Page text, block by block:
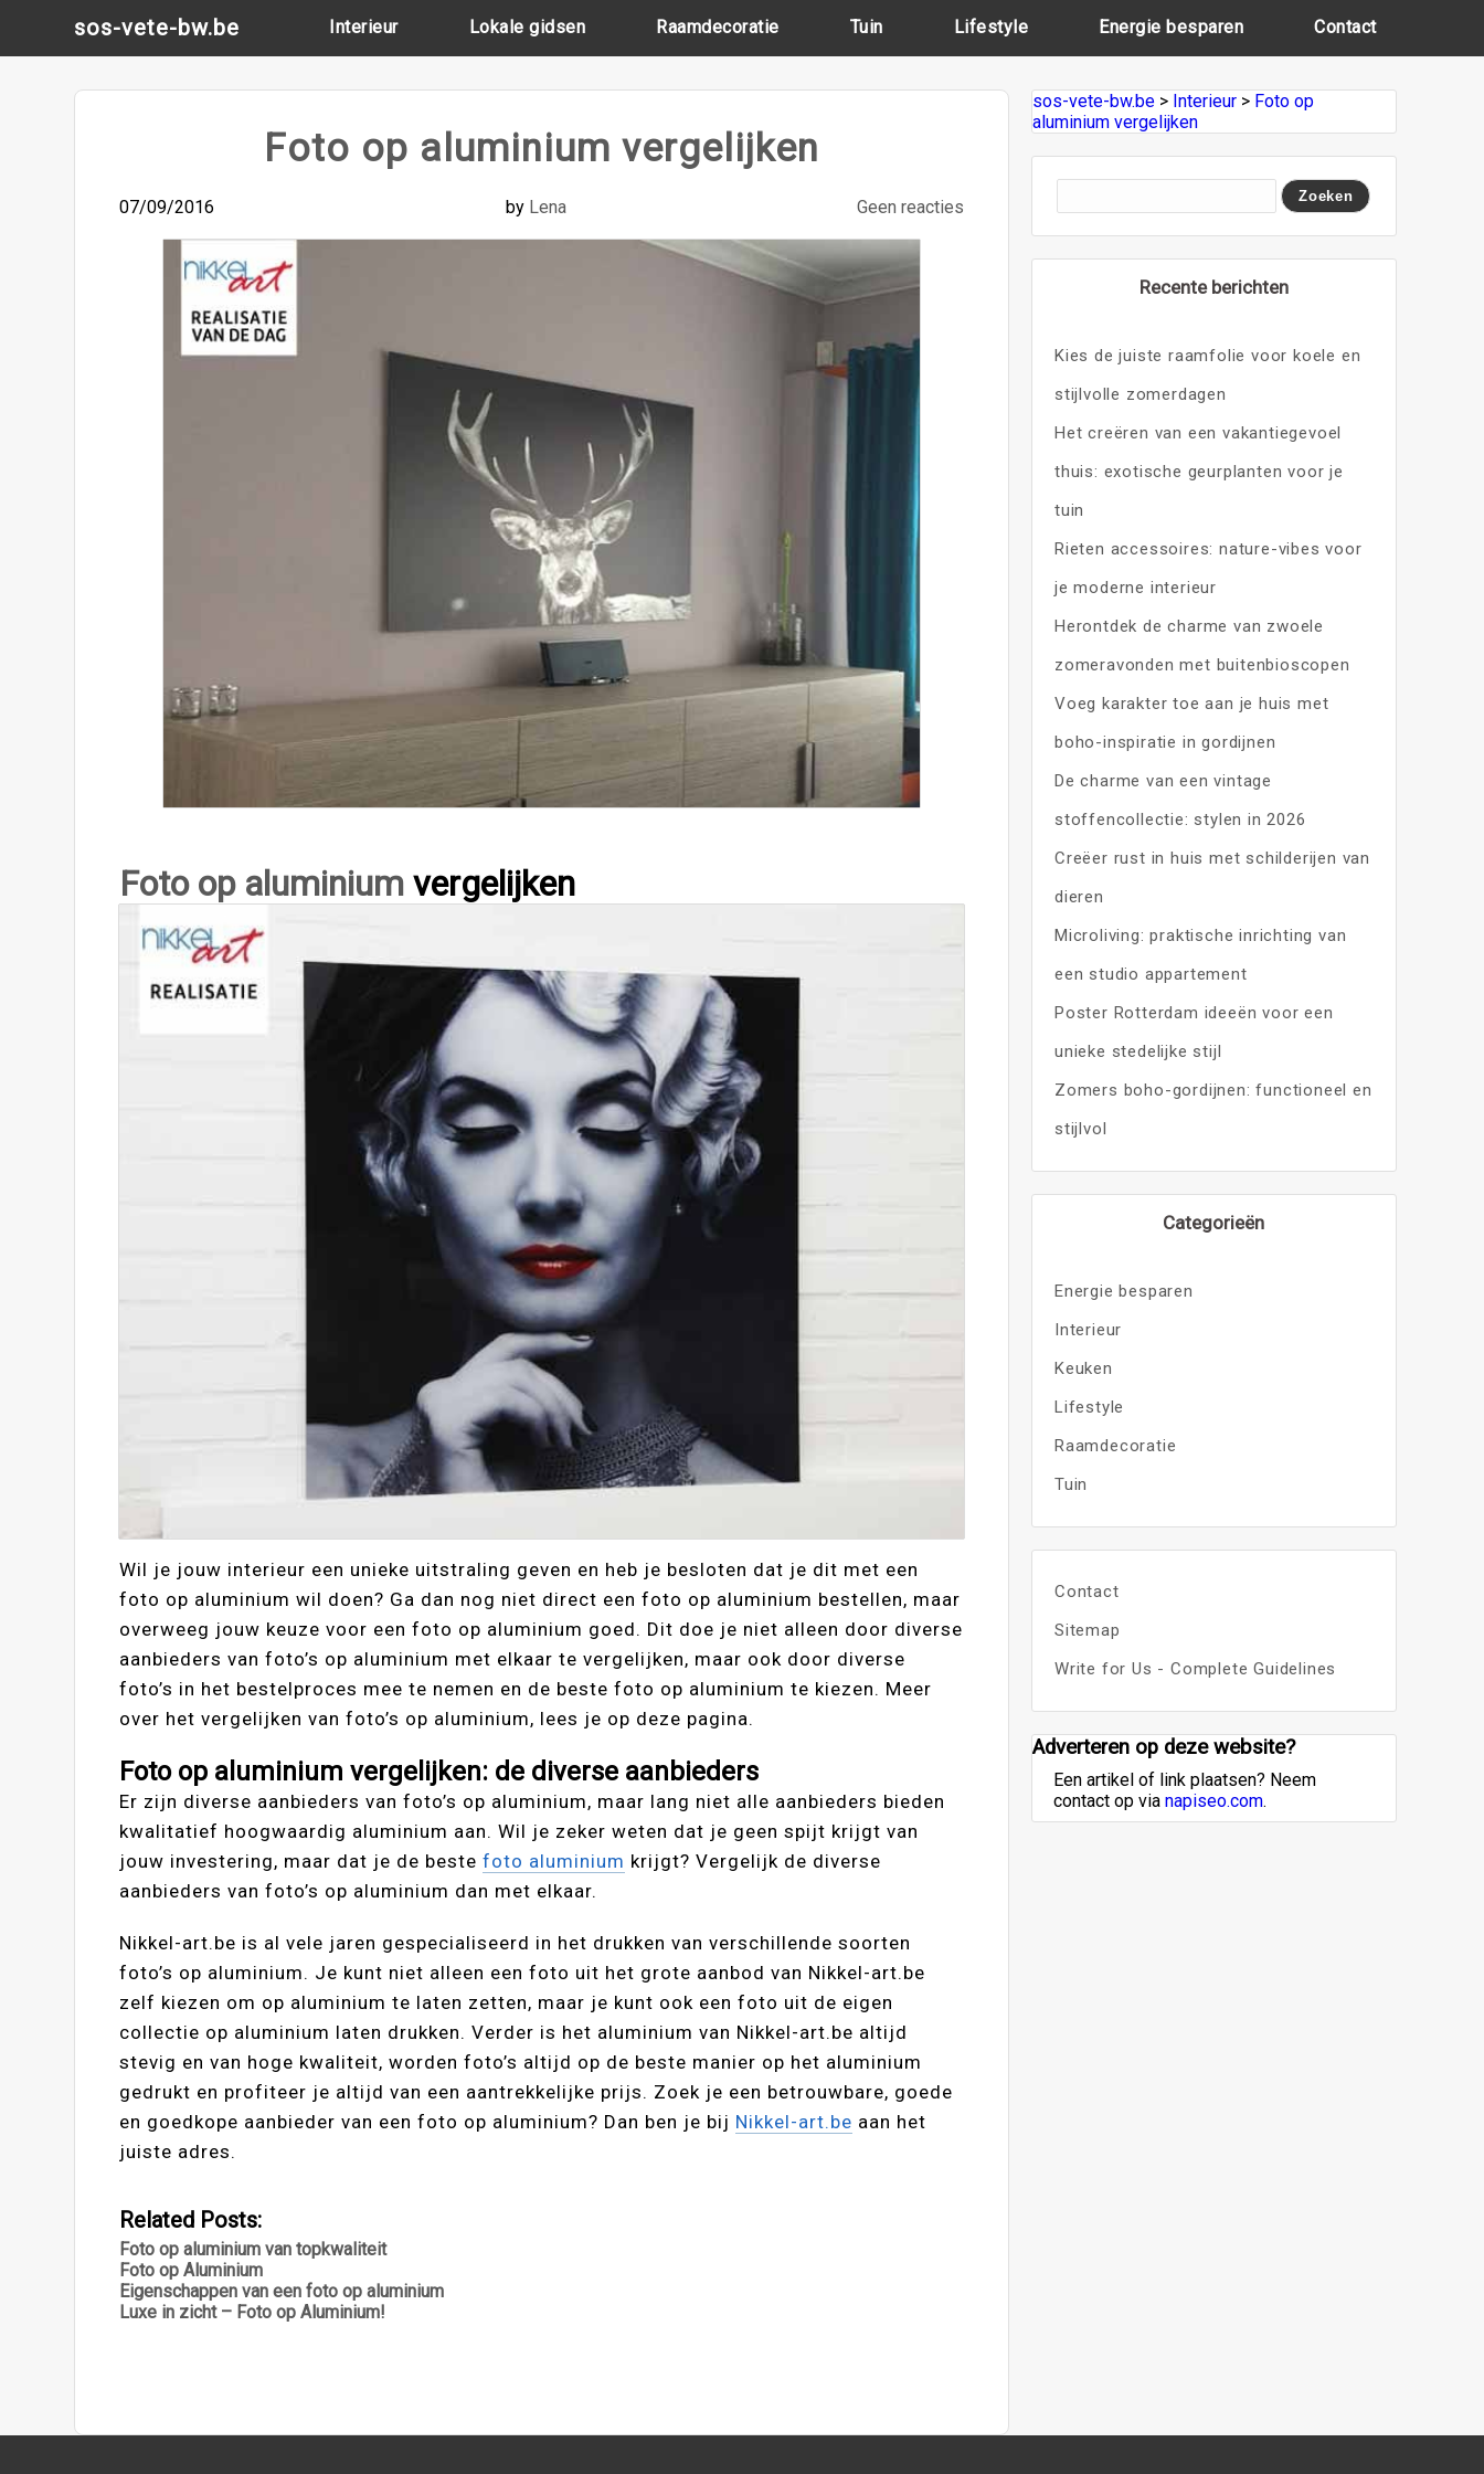
content
sos-vete-bw.be Interieur Lokale gidsen Raamdecoratie Tuin Lifestyle Energie besparen Contact
Foto op aluminium vergelijken
07/09/2016 by Lena Geen reacties
Foto op aluminium vergelijken
Wil je jouw interieur een unieke uitstraling geven en heb je besloten dat je dit met een
foto op aluminium wil doen? Ga dan nog niet direct een foto op aluminium bestellen, maar
overweeg jouw keuze voor een foto op aluminium goed. Dit doe je niet alleen door diverse
aanbieders van foto’s op aluminium met elkaar te vergelijken, maar ook door diverse
foto’s in het bestelproces mee te nemen en de beste foto op aluminium te kiezen. Meer
over het vergelijken van foto’s op aluminium, lees je op deze pagina.
Foto op aluminium vergelijken: de diverse aanbieders
Er zijn diverse aanbieders van foto’s op aluminium, maar lang niet alle aanbieders bieden
kwalitatief hoogwaardig aluminium aan. Wil je zeker weten dat je geen spijt krijgt van
jouw investering, maar dat je de bestefoto aluminium krijgt? Vergelijk de diverse
aanbieders van foto’s op aluminium dan met elkaar.
Nikkel-art.be is al vele jaren gespecialiseerd in het drukken van verschillende soorten
foto’s op aluminium. Je kunt niet alleen een foto uit het grote aanbod van Nikkel-art.be
zelf kiezen om op aluminium te laten zetten, maar je kunt ook een foto uit de eigen
collectie op aluminium laten drukken. Verder is het aluminium van Nikkel-art.be altijd
stevig en van hoge kwaliteit, worden foto’s altijd op de beste manier op het aluminium
gedrukt en profiteer je altijd van een aantrekkelijke prijs. Zoek je een betrouwbare, goede
en goedkope aanbieder van een foto op aluminium? Dan ben je bij Nikkel-art.be aan het
juiste adres.
Related Posts:
Foto op aluminium van topkwaliteit
Foto op Aluminium
Eigenschappen van een foto op aluminium
Luxe in zicht – Foto op Aluminium!
sos-vete-bw.be> Interieur> Foto op
aluminium vergelijken
Recente berichten
Kies de juiste raamfolie voor koele en
stijlvolle zomerdagen
Het creëren van een vakantiegevoel
thuis: exotische geurplanten voor je
tuin
Rieten accessoires: nature-vibes voor
je moderne interieur
Herontdek de charme van zwoele
zomeravonden met buitenbioscopen
Voeg karakter toe aan je huis met
boho-inspiratie in gordijnen
De charme van een vintage
stoffencollectie: stylen in 2026
Creëer rust in huis met schilderijen van
dieren
Microliving: praktische inrichting van
een studio appartement
Poster Rotterdam ideeën voor een
unieke stedelijke stijl
Zomers boho-gordijnen: functioneel en
stijlvol
Categorieën
Energie besparen
Interieur
Keuken
Lifestyle
Raamdecoratie
Tuin
Contact
Sitemap
Write for Us - Complete Guidelines
Adverteren op deze website?
Een artikel of link plaatsen? Neem
contact op via napiseo.com.